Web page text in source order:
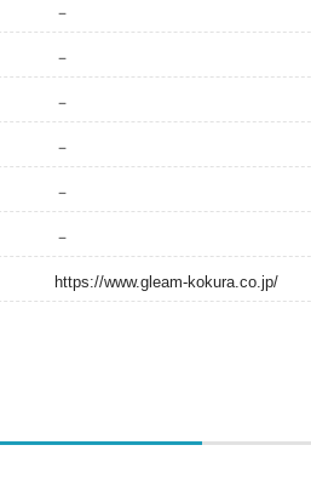
－
－
－
－
－
－
https://www.gleam-kokura.co.jp/